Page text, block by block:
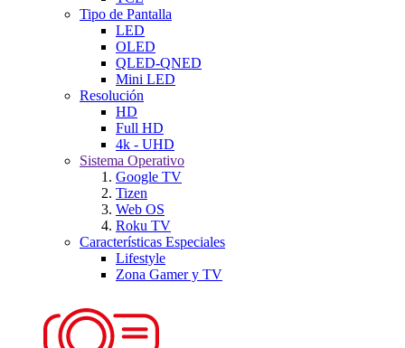
Tipo de Pantalla
LED
OLED
QLED-QNED
Mini LED
Resolución
HD
Full HD
4k - UHD
Sistema Operativo
Google TV
Tizen
Web OS
Roku TV
Características Especiales
Lifestyle
Zona Gamer y TV